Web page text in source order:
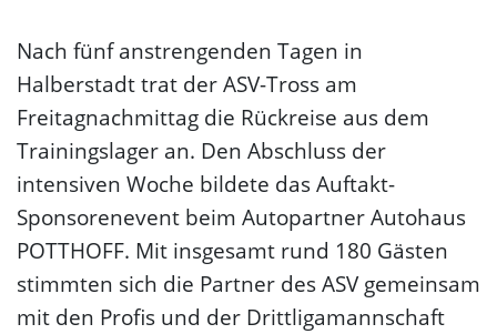
Nach fünf anstrengenden Tagen in
Halberstadt trat der ASV-Tross am
Freitagnachmittag die Rückreise aus dem
Trainingslager an. Den Abschluss der
intensiven Woche bildete das Auftakt-
Sponsorenevent beim Autopartner Autohaus
POTTHOFF. Mit insgesamt rund 180 Gästen
stimmten sich die Partner des ASV gemeinsam
mit den Profis und der Drittligamannschaft